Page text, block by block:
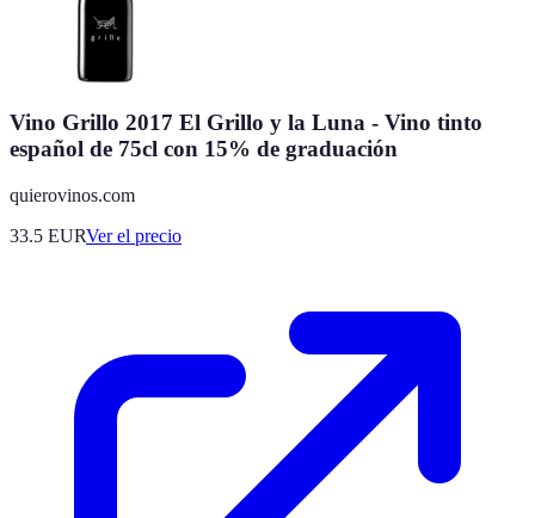
Vino Grillo 2017 El Grillo y la Luna - Vino tinto
español de 75cl con 15% de graduación
quierovinos.com
33.5 EURVer el precio